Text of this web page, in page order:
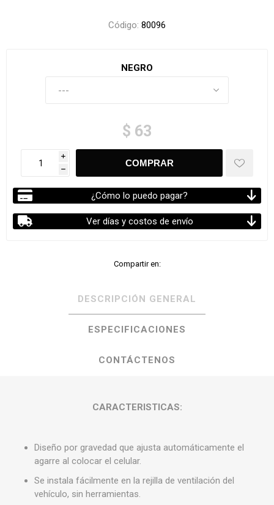
Código: 80096
NEGRO
$ 63
i
h
¿Cómo lo puedo pagar?
Ver días y costos de envío
Compartir en:
DESCRIPCIÓN GENERAL
ESPECIFICACIONES
CONTÁCTENOS
CARACTERISTICAS:
Diseño por gravedad que ajusta automáticamente el
agarre al colocar el celular.
Se instala fácilmente en la rejilla de ventilación del
vehículo, sin herramientas.